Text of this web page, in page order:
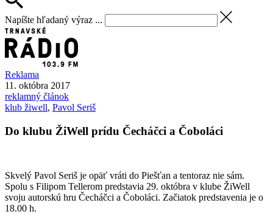
Napíšte hľadaný výraz ...
Reklama
11. októbra 2017
reklamný článok
klub žiwell, Pavol Seriš
Do klubu ŽiWell prídu Čecháčci a Čoboláci
Skvelý Pavol Seriš je opäť vráti do Piešťan a tentoraz nie sám.
Spolu s Filipom Tellerom predstavia 29. októbra v klube ŽiWell
svoju autorskú hru Čecháčci a Čoboláci. Začiatok predstavenia je o
18.00 h.